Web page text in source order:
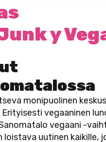
y
monipuolinen
vegaaninen
vegaani -
uutinen kaikille,